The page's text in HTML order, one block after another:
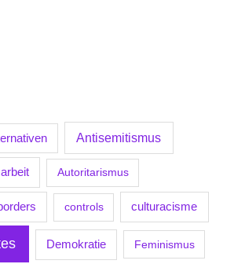
Antisemitismus
arbeit Autoritarismus
controls culturacisme
Demokratie Feminismus